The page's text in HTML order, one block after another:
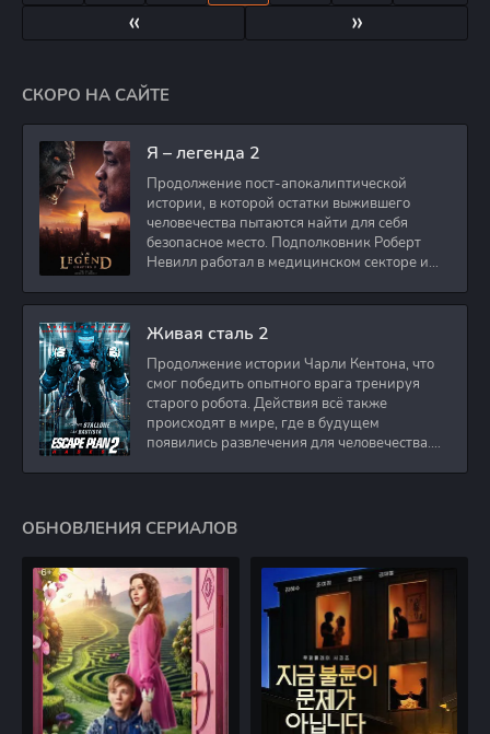
« »
СКОРО НА САЙТЕ
Я – легенда 2
Продолжение пост-апокалиптической
истории, в которой остатки выжившего
человечества пытаются найти для себя
безопасное место. Подполковник Роберт
Невилл работал в медицинском секторе и
Живая сталь 2
Продолжение истории Чарли Кентона, что
смог победить опытного врага тренируя
старого робота. Действия всё также
происходят в мире, где в будущем
появились развлечения для человечества.
ОБНОВЛЕНИЯ СЕРИАЛОВ